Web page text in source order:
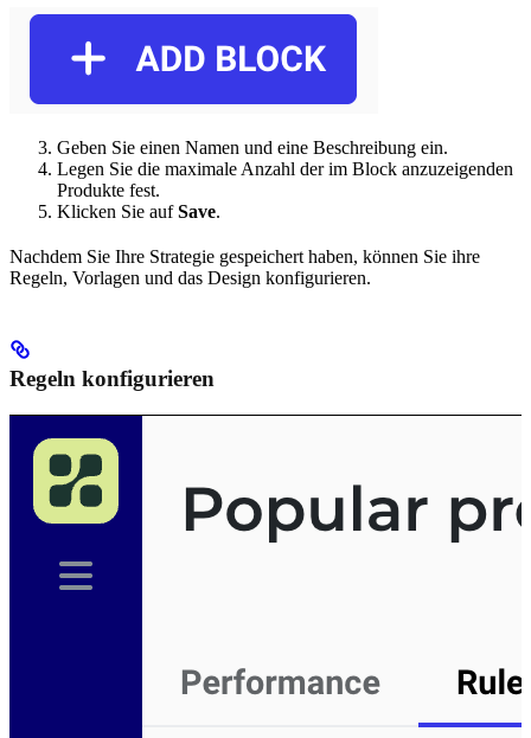
Geben Sie einen Namen und eine Beschreibung ein.
Legen Sie die maximale Anzahl der im Block anzuzeigenden
Produkte fest.
Klicken Sie aufSave.
Nachdem Sie Ihre Strategie gespeichert haben, können Sie ihre
Regeln, Vorlagen und das Design konfigurieren.
Regeln konfigurieren